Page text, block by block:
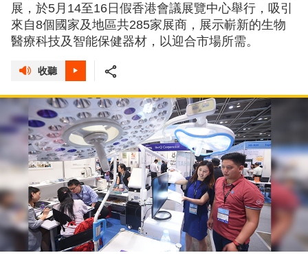
展，於5月14至16日假香港會議展覽中心舉行，吸引
來自8個國家及地區共285家展商，展示嶄新的生物
醫療科技及智能保健器材，以迎合市場所需。
收聽